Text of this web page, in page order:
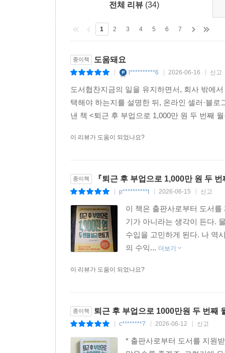
종이책 도움돼요
| l**********6 | 2026-06-16 | 신고
도서협찬지금의 일을 유지하면서, 회사 밖에
택해야 하는지를 설명한 뒤, 온라인 셀러·블
종이책 『퇴근 후 부업으로 1,000만 원 두
| p**********t | 2026-06-15 | 신고
이 책은 출판사로부터 도서를
기가 아니라는 생각이 든다.
수입을 고민하게 된다. 나 역
종이책 퇴근 후 부업으로 1000만원 두 번째
| c********7 2026-06-12 | 신고